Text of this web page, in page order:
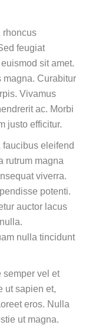
rhoncus
feugiat
sit amet.
magna. Curabitur
Vivamus
ac. Morbi
justo efficitur.
faucibus eleifend
rutrum magna
viverra.
potenti.
auctor lacus
nulla tincidunt
semper vel et
ut sapien et,
eros. Nulla
ut magna.